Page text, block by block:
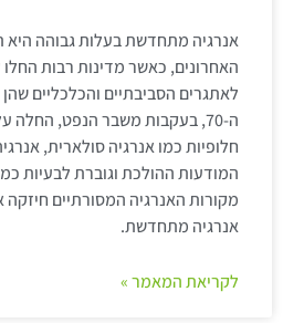
אנרגיה מתחדשת בעלות גבוהה
האחרונים, כאשר מדינות רבות
לאתגרים הסביבתיים והכלכליים
ה-70, בעקבות משבר הנפט, החלה
חלופיות כמו אנרגיה סולארית,
המודעות ההולכת וגוברת לבעיות
מקורות האנרגיה המסורתיים
אנרגיה מתחדשת.
לקריאת המאמר »